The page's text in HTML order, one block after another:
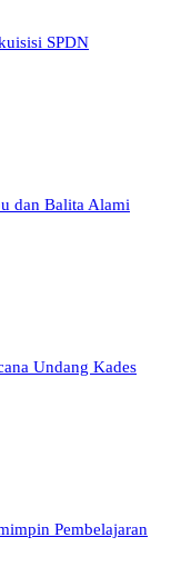
SPDN
dan Balita Alami
Undang Kades
Pembelajaran